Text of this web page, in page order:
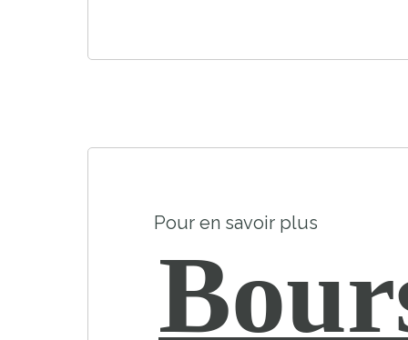
Pour en savoir plus